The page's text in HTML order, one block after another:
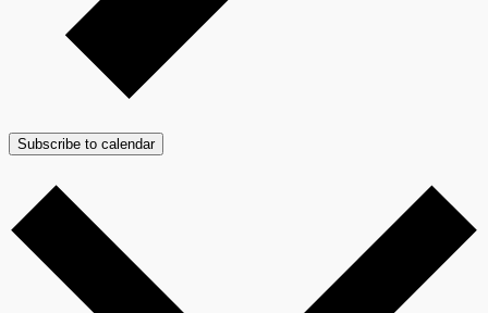
Subscribe to calendar